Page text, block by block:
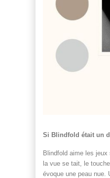
Si Blindfold était un
Blindfold aime les
la vue se tait, le
évoque une peau nue.